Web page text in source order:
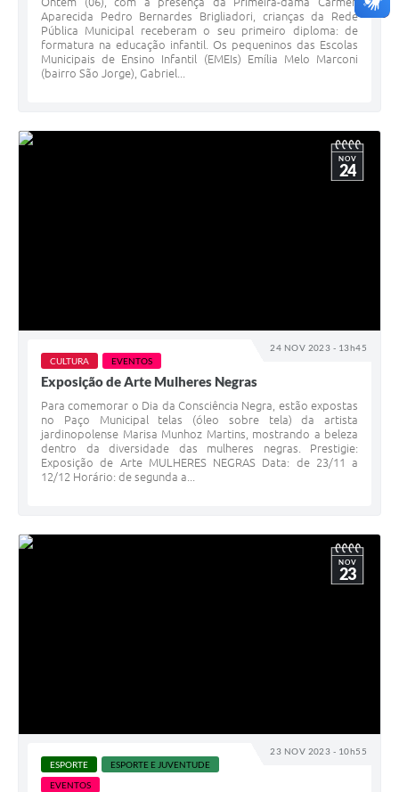
Aparecida Pedro Bernardes Brigliadori, crianças da Rede
Pública Municipal receberam o seu primeiro diploma: de
formatura na educação infantil. Os pequeninos das Escolas
Municipais de Ensino Infantil (EMEIs) Emília Melo Marconi
(bairro São Jorge), Gabriel...
24 NOV 2023 - 13h45
NOV
24
CULTURA EVENTOS
Exposição de Arte Mulheres Negras
Para comemorar o Dia da Consciência Negra, estão expostas
no Paço Municipal telas (óleo sobre tela) da artista
jardinopolense Marisa Munhoz Martins, mostrando a beleza
dentro da diversidade das mulheres negras. Prestigie:
Exposição de Arte MULHERES NEGRAS Data: de 23/11 a
12/12 Horário: de segunda a...
23 NOV 2023 - 10h55
NOV
23
ESPORTE
ESPORTE E JUVENTUDE
EVENTOS